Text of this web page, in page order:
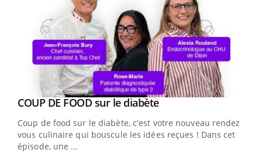
Youtube
COUP DE FOOD sur le diabèteYoutube
Coup de food sur le diabète, c'est votre nouveau rendez-
vous culinaire qui bouscule les idées reçues ! Dans cet
épisode, une ...
Youtube
Quand l’entreprise mise sur le bien être global
"Les rendez-vous de la santé et de la qualité de vie au
travail" de Pourquoi Docteur reçoivent Régis Blugeon,
DRH et directeur ...